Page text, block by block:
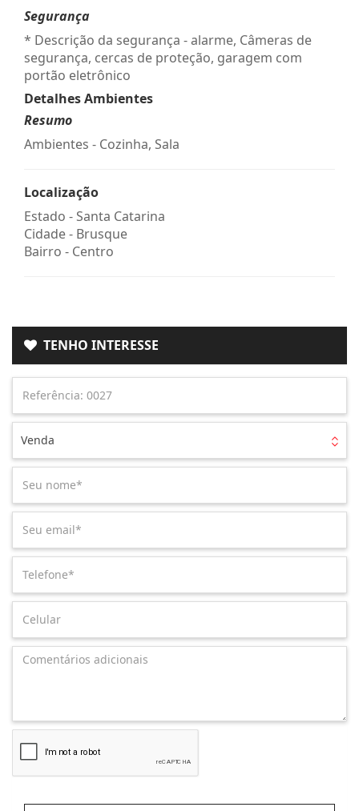
Segurança
* Descrição da segurança - alarme, Câmeras de
segurança, cercas de proteção, garagem com
portão eletrônico
Detalhes Ambientes
Resumo
Ambientes - Cozinha, Sala
Localização
Estado -Santa Catarina
Cidade - Brusque
Bairro - Centro
TENHO INTERESSE
Venda